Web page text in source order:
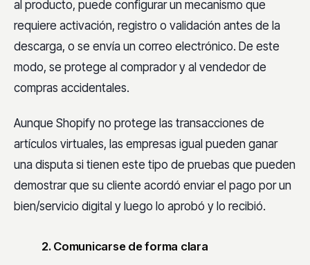
al producto, puede configurar un mecanismo que
requiere activación, registro o validación antes de la
descarga, o se envía un correo electrónico. De este
modo, se protege al comprador y al vendedor de
compras accidentales.
Aunque Shopify no protege las transacciones de
artículos virtuales, las empresas igual pueden ganar
una disputa si tienen este tipo de pruebas que pueden
demostrar que su cliente acordó enviar el pago por un
bien/servicio digital y luego lo aprobó y lo recibió.
2. Comunicarse de forma clara